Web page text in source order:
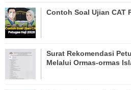
Contoh Soal Ujian CAT
Surat Rekomendasi
Melalui Ormas-ormas